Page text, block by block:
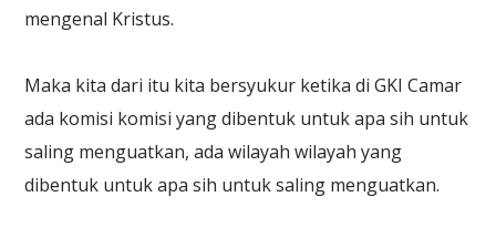
mengenal Kristus.
Maka kita dari itu kita bersyukur ketika di GKI Camar
ada komisi komisi yang dibentuk untuk apa sih untuk
saling menguatkan, ada wilayah wilayah yang
dibentuk untuk apa sih untuk saling menguatkan.